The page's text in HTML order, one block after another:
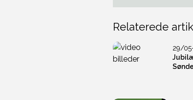
Relaterede
29/